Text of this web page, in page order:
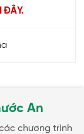
ĐÂY.
An
chương trình